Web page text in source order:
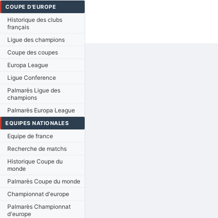
COUPE D'EUROPE
Historique des clubs
français
Ligue des champions
Coupe des coupes
Europa League
Ligue Conference
Palmarès Ligue des
champions
Palmarès Europa League
EQUIPES NATIONALES
Equipe de france
Recherche de matchs
Historique Coupe du
monde
Palmarès Coupe du monde
Championnat d'europe
Palmarès Championnat
d'europe